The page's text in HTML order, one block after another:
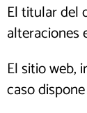
El titular del
alteraciones
El sitio web,
caso